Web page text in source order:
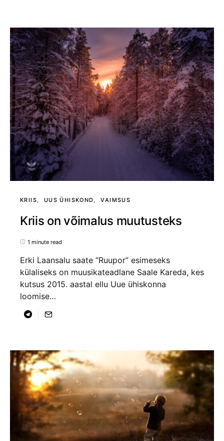
KRIIS UUS ÜHISKOND VAIMSUS
Kriis on võimalus muutusteks
1 minute read
Erki Laansalu saate “Ruupor” esimeseks
külaliseks on muusikateadlane Saale Kareda, kes
kutsus 2015. aastal ellu Uue ühiskonna
loomise…